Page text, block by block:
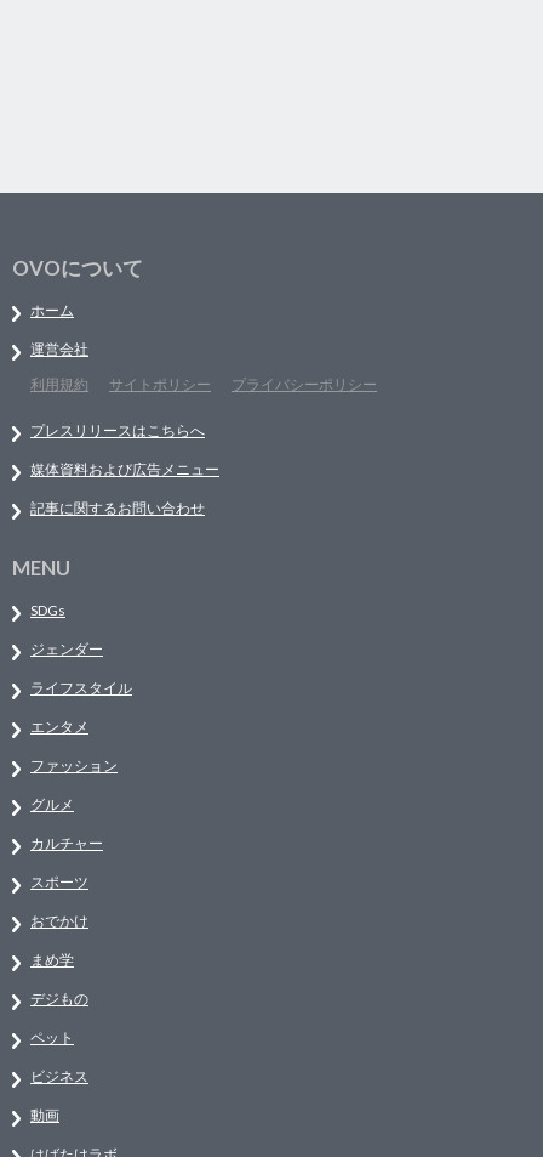
OVOについて
ホーム
運営会社
利用規約
サイトポリシー プライバシーポリシー
プレスリリースはこちらへ
媒体資料および広告メニュー
記事に関するお問い合わせ
MENU
SDGs
ジェンダー
ライフスタイル
エンタメ
ファッション
グルメ
カルチャー
スポーツ
おでかけ
まめ学
デジもの
ペット
ビジネス
動画